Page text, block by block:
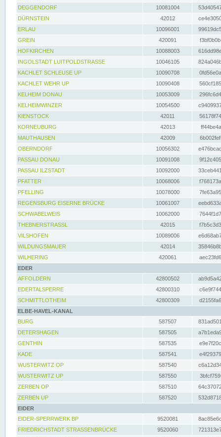
DEGGENDORF
10081004
DÜRNSTEIN
42012
ERLAU
10096001
GREIN
420091
HOFKIRCHEN
10088003
INGOLSTADT LUITPOLDSTRASSE
10046105
KACHLET SCHLEUSE UP
10090708
KACHLET WEHR UP
10090408
KELHEIM DONAU
10053009
KELHEIMWINZER
10054500
KIENSTOCK
42011
KORNEUBURG
42013
MAUTHAUSEN
42009
OBERNDORF
10056302
PASSAU DONAU
10091008
PASSAU ILZSTADT
10092000
PFATTER
10068006
PFELLING
10078000
REGENSBURG EISERNE BRÜCKE
10061007
SCHWABELWEIS
10062000
THEBNERSTRASSL
42015
VILSHOFEN
10089006
WILDUNGSMAUER
42014
WILHERING
420061
EDER
AFFOLDERN
42800502
EDERTALSPERRE
42800310
SCHMITTLOTHEIM
42800309
ELBE-HAVEL-KANAL
BURG
587507
DETERSHAGEN
587505
GENTHIN
587535
KADE
587541
WUSTERWITZ OP
587540
WUSTERWITZ UP
587550
ZERBEN OP
587510
ZERBEN UP
587520
EIDER
EIDER-SPERRWERK BP
9520081
FRIEDRICHSTADT STRASSENBRÜCKE
9520060